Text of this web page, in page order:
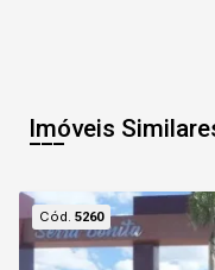
13:00
Imóveis
Cód.5260